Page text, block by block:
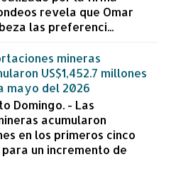
revela que Omar
las preferenci...
mineras
US$1,452.7 millones
mayo del 2026
Domingo. - Las
acumularon
en los primeros cinco
un incremento de